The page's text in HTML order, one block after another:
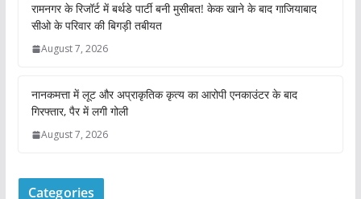
रामनगर के रिजॉर्ट में बर्थडे पार्टी बनी मुसीबत! केक खाने के बाद गाजियाबाद
सीओ के परिवार की बिगड़ी तबीयत
August 7, 2026
नानकमत्ता में लूट और अप्राकृतिक कृत्य का आरोपी एनकाउंटर के बाद
गिरफ्तार, पैर में लगी गोली
August 7, 2026
Categories